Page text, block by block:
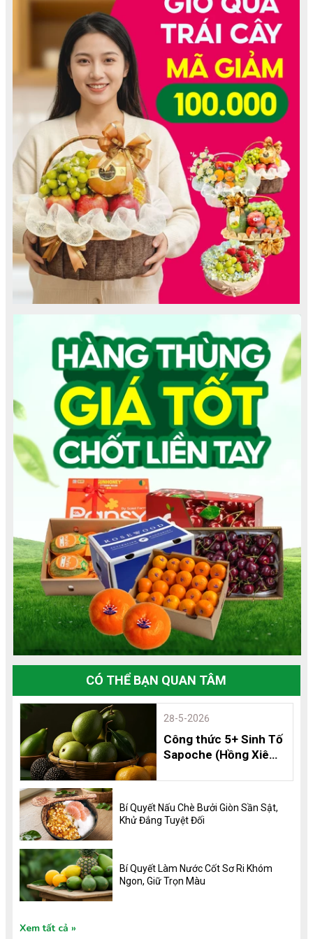
CÓ THỂ BẠN QUAN TÂM
28-5-2026
Công thức 5+ Sinh Tố
Sapoche (Hồng Xiêm)
Dưỡng và 8 Lợi Ích
Không Thể Bỏ Qua
Bí Quyết Nấu Chè Bưởi Giòn Sần Sật,
Khử Đắng Tuyệt Đối
Bí Quyết Làm Nước Cốt Sơ Ri Khóm
Ngon, Giữ Trọn Màu
Xem tất cả